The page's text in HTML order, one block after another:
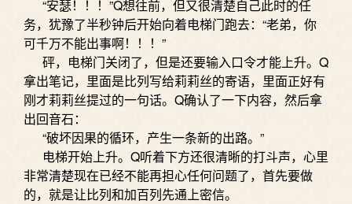
“安瑟！！！”Q想往前，但又很清楚自己此时的任
务，犹豫了半秒钟后开始向着电梯门跑去：“老弟，你
可千万不能出事啊！！！”
砰，电梯门关闭了，但是还要输入口令才能上升。Q
拿出笔记，里面是比列写给莉莉丝的寄语，里面正好有
刚才莉莉丝提过的一句话。Q确认了一下内容，然后拿
出回音石：
“破坏因果的循环，产生一条新的出路。”
电梯开始上升。Q听着下方还很清晰的打斗声，心里
非常清楚现在已经不能再担心任何问题了，首先要做
的，就是让比列和加百列先通上密信。